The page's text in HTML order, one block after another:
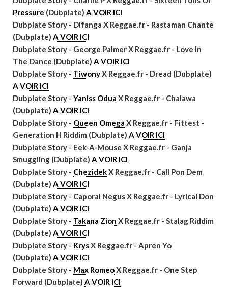
Pressure (Dubplate) A VOIR ICI
Dubplate Story - Difanga X Reggae.fr - Rastaman Chante
(Dubplate) A VOIR ICI
Dubplate Story - George Palmer X Reggae.fr - Love In
The Dance (Dubplate) A VOIR ICI
Dubplate Story - TiwonyX Reggae.fr - Dread (Dubplate)
A VOIR ICI
Dubplate Story - Yaniss Odua X Reggae.fr - Chalawa
(Dubplate) A VOIR ICI
Dubplate Story - Queen Omega X Reggae.fr - Fittest -
Generation H Riddim (Dubplate) A VOIR ICI
Dubplate Story - Eek-A-Mouse X Reggae.fr - Ganja
Smuggling (Dubplate) A VOIR ICI
Dubplate Story - ChezidekX Reggae.fr - Call Pon Dem
(Dubplate) A VOIR ICI
Dubplate Story - Caporal Negus X Reggae.fr - Lyrical Don
(Dubplate) A VOIR ICI
Dubplate Story - Takana Zion X Reggae.fr - Stalag Riddim
(Dubplate) A VOIR ICI
Dubplate Story - KrysX Reggae.fr - Apren Yo
(Dubplate) A VOIR ICI
Dubplate Story - Max RomeoX Reggae.fr - One Step
Forward (Dubplate) A VOIR ICI